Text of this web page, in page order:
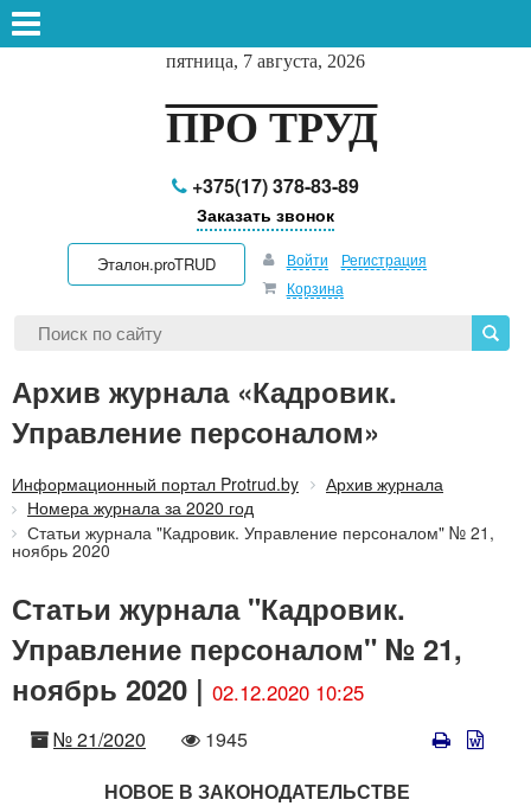
пятница, 7 августа, 2026
ПРО ТРУД
+375(17) 378-83-89
Заказать звонок
Эталон.proTRUD Войти
Регистрация
Корзина
Архив журнала «Кадровик.
Управление персоналом»
Информационный портал Protrud.by
Архив журнала
Номера журнала за 2020 год
Статьи журнала "Кадровик. Управление персоналом" № 21,
ноябрь 2020
Статьи журнала "Кадровик.
Управление персоналом" № 21,
ноябрь 2020 | 02.12.2020 10:25
Номер
№ 21/2020
Количество
1945
НОВОЕ В ЗАКОНОДАТЕЛЬСТВЕ